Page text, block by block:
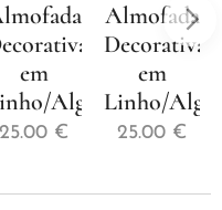
em
Algodão
25.00 €
Almofada
Decorativa
em
Linho/
25.00 €